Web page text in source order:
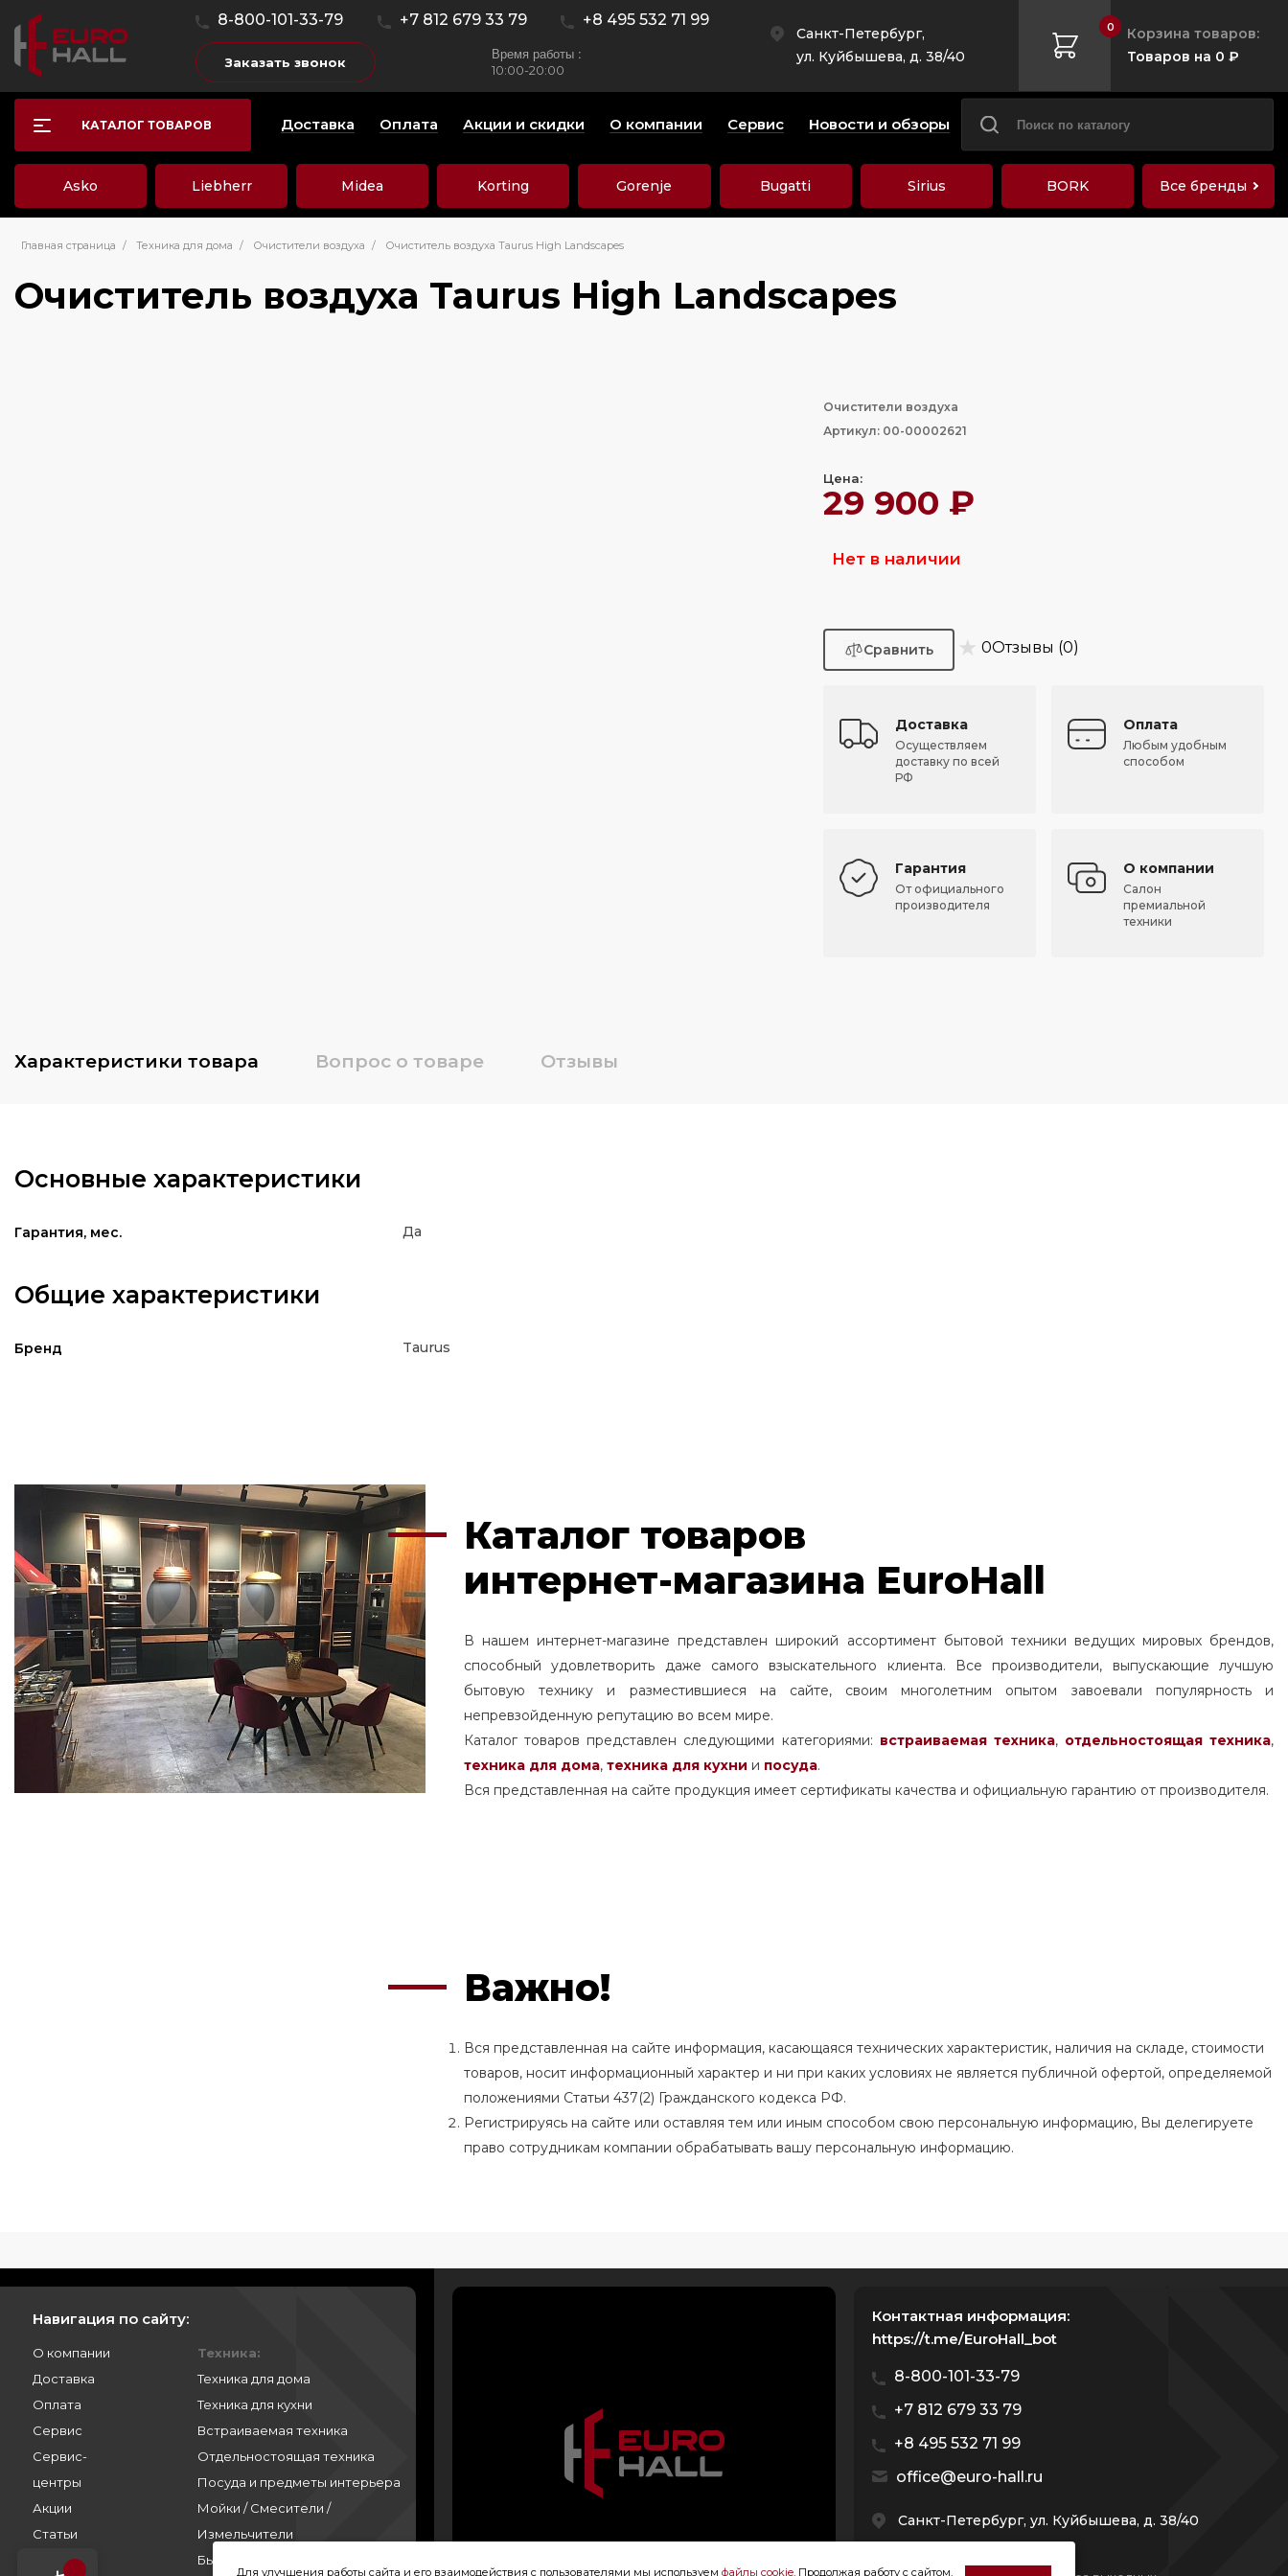
8-800-101-33-79 +7 812 679 33 79 +8 495 532 71 99
Заказать звонок Время работы :
10:00-20:00
Санкт-Петербург,
ул. Куйбышева, д. 38/40
0
Корзина товаров:
Товаров на 0 ₽
КАТАЛОГ ТОВАРОВ Доставка Оплата Акции и скидки О компании Сервис Новости и обзоры
Asko Liebherr Midea Korting Gorenje Bugatti Sirius BORK Все бренды
Главная страница / Техника для дома / Очистители воздуха / Очиститель воздуха Taurus High Landscapes
Очиститель воздуха Taurus High Landscapes
Очистители воздуха
Артикул: 00-00002621
Цена:
29 900 ₽
Нет в наличии
★ 0Отзывы (0)
Доставка
Осуществляем
доставку по всей
РФ
Оплата
Любым удобным
способом
Гарантия
От официального
производителя
О компании
Салон
премиальной
техники
Характеристики товара Вопрос о товаре Отзывы
Основные характеристики
Гарантия, мес. Да
Общие характеристики
Бренд Taurus
Каталог товаров
интернет-магазина EuroHall
В нашем интернет-магазине представлен широкий ассортимент бытовой техники ведущих мировых брендов,
способный удовлетворить даже самого взыскательного клиента. Все производители, выпускающие лучшую
бытовую технику и разместившиеся на сайте, своим многолетним опытом завоевали популярность и
непревзойденную репутацию во всем мире.
Каталог товаров представлен следующими категориями: встраиваемая техника, отдельностоящаятехника,
техника для дома, техника для кухни и посуда.
Вся представленная на сайте продукция имеет сертификаты качества и официальную гарантию от производителя.
Важно!
Вся представленная на сайте информация, касающаяся технических характеристик, наличия на складе, стоимости
товаров, носит информационный характер и ни при каких условиях не является публичной офертой, определяемой
положениями Статьи 437(2) Гражданского кодекса РФ.
Регистрируясь на сайте или оставляя тем или иным способом свою персональную информацию, Вы делегируете
право сотрудникам компании обрабатывать вашу персональную информацию.
Навигация по сайту:
О компании
Доставка
Оплата
Сервис
Сервис-
центры
Акции
Статьи
Контакты
Техника:
Техника для дома
Техника для кухни
Встраиваемая техника
Отдельностоящая техника
Посуда и предметы интерьера
Мойки / Смесители /
Измельчители
Бытовая химия
Контактная информация:
https://t.me/EuroHall_bot
8-800-101-33-79
+7 812 679 33 79
+8 495 532 71 99
office@euro-hall.ru
Санкт-Петербург, ул. Куйбышева, д. 38/40
Для улучшения работы сайта и его взаимодействия с пользователями мы используем файлы cookie. Продолжая работу с сайтом,